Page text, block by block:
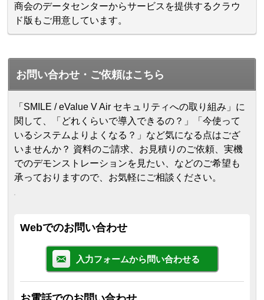
商会のデータセンターからサービスを提供するクラウ
ド版もご用意しています。
お問い合わせ・ご依頼はこちら
「SMILE / eValue V Air セキュリティへの取り組み」に
関して、「どれくらいで導入できるの？」「今使って
いるシステムよりよくなる？」など気になる点はござ
いませんか？ 資料のご請求、お見積りのご依頼、実機
でのデモンストレーションを見たい、などのご希望も
承っておりますので、お気軽にご相談ください。
Webでのお問い合わせ
入力フォームから問い合わせる